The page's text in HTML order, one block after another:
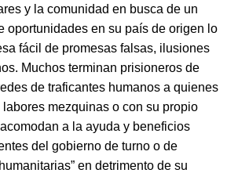
y la comunidad en busca de un
oportunidades en su país de origen lo
fácil de promesas falsas, ilusiones
Muchos terminan prisioneros de
de traficantes humanos a quienes
mezquinas o con su propio
a la ayuda y beneficios
del gobierno de turno o de
en detrimento de su